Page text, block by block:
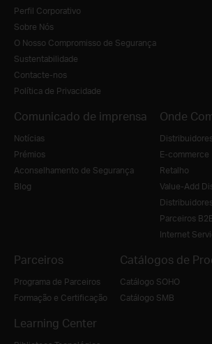
Perfil Corporativo
Sobre Nós
O Nosso Compromisso de Segurança
Sustentabilidade
Contacte-nos
Política de Privacidade
Comunicado de imprensa
Notícias
Prémios
Aconselhamento de Segurança
Blog
Onde
Distribuidores
E-commerce
Retalho
Value-Add
Parceiros
Internet
Parceiros
Programa de Parceiros
Formação e Certificação
Catálogos de
Catálogo SOHO
Catálogo SMB
Learning Center